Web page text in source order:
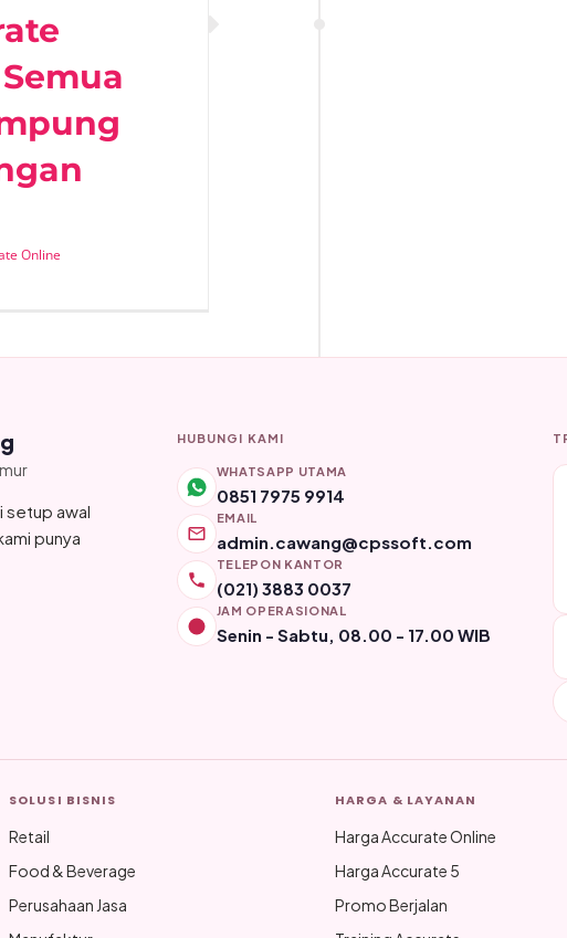
Online
setup awal
punya
HUBUNGI KAMI
WHATSAPP UTAMA
0851 7975 9914
EMAIL
admin.cawang@cpssoft.com
TELEPON KANTOR
(021) 3883 0037
JAM OPERASIONAL
Senin - Sabtu, 08.00 - 17.00 WIB
SOLUSI BISNIS
Retail
Food & Beverage
Perusahaan Jasa
HARGA & LAYANAN
Harga Accurate Online
Harga Accurate 5
Promo Berjalan